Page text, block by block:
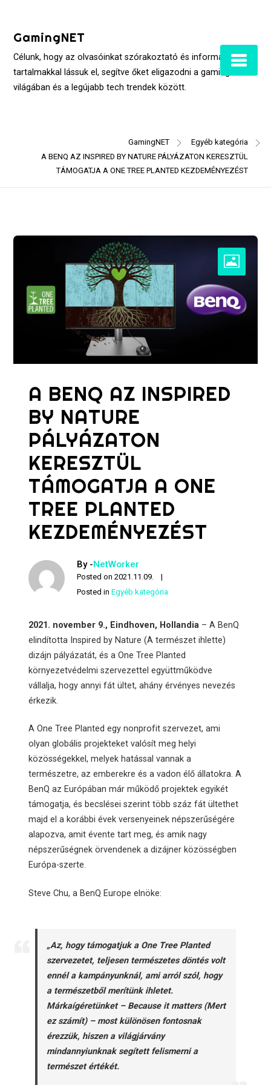
contentGamingNET
Célunk, hogy az olvasóinkat szórakoztató és informatív
tartalmakkal lássuk el, segítve őket eligazodni a gaming
világában és a legújabb tech trendek között.
GamingNET
Egyéb kategória
A BENQ AZ INSPIRED BY NATURE PÁLYÁZATON KERESZTÜL
TÁMOGATJA A ONE TREE PLANTED KEZDEMÉNYEZÉST
A BENQ AZ INSPIRED
BY NATURE
PÁLYÁZATON
KERESZTÜL
TÁMOGATJA A ONE
TREE PLANTED
KEZDEMÉNYEZÉST
By -NetWorker
Posted on2021.11.09.
Posted inEgyéb kategória
2021. november 9., Eindhoven, Hollandia – A BenQ
elindította Inspired by Nature (A természet ihlette)
dizájn pályázatát, és a One Tree Planted
környezetvédelmi szervezettel együttműködve
vállalja, hogy annyi fát ültet, ahány érvényes nevezés
érkezik.
A One Tree Planted egy nonprofit szervezet, ami
olyan globális projekteket valósít meg helyi
közösségekkel, melyek hatással vannak a
természetre, az emberekre és a vadon élő állatokra. A
BenQ az Európában már működő projektek egyikét
támogatja, és becslései szerint több száz fát ültethet
majd el a korábbi évek versenyeinek népszerűségére
alapozva, amit évente tart meg, és amik nagy
népszerűségnek örvendenek a dizájner közösségben
Európa-szerte.
Steve Chu, a BenQ Europe elnöke:
„Az, hogy támogatjuk a One Tree Planted
szervezetet, teljesen természetes döntés volt
ennél a kampányunknál, ami arról szól, hogy
a természetből merítünk ihletet.
Márkaígéretünket – Because it matters (Mert
ez számít) – most különösen fontosnak
érezzük, hiszen a világjárvány
mindannyiunknak segített felismerni a
természet értékét.